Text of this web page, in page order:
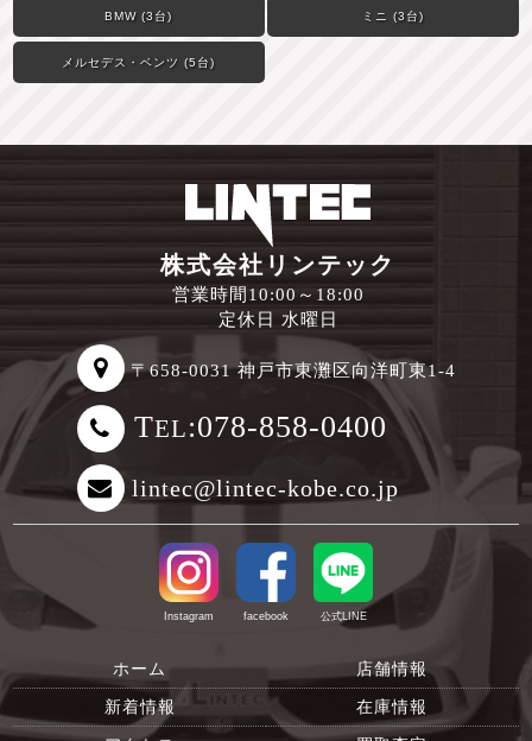
BMW (3台) ミニ (3台)
メルセデス・ベンツ (5台)
株式会社リンテック
営業時間10:00～18:00
定休日 水曜日
〒658-0031 神戸市東灘区向洋町東1-4
TEL:078-858-0400
lintec@lintec-kobe.co.jp
Instagram facebook 公式LINE
ホーム 店舗情報
新着情報 在庫情報